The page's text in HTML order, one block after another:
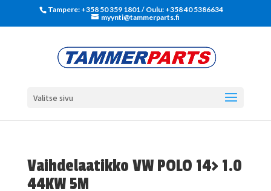
Tampere: +358 50 359 1801‬ / Oulu: +358 40 5386634
myynti@tammerparts.fi
Valitse sivu
Vaihdelaatikko VW POLO 14> 1.0
44KW 5M